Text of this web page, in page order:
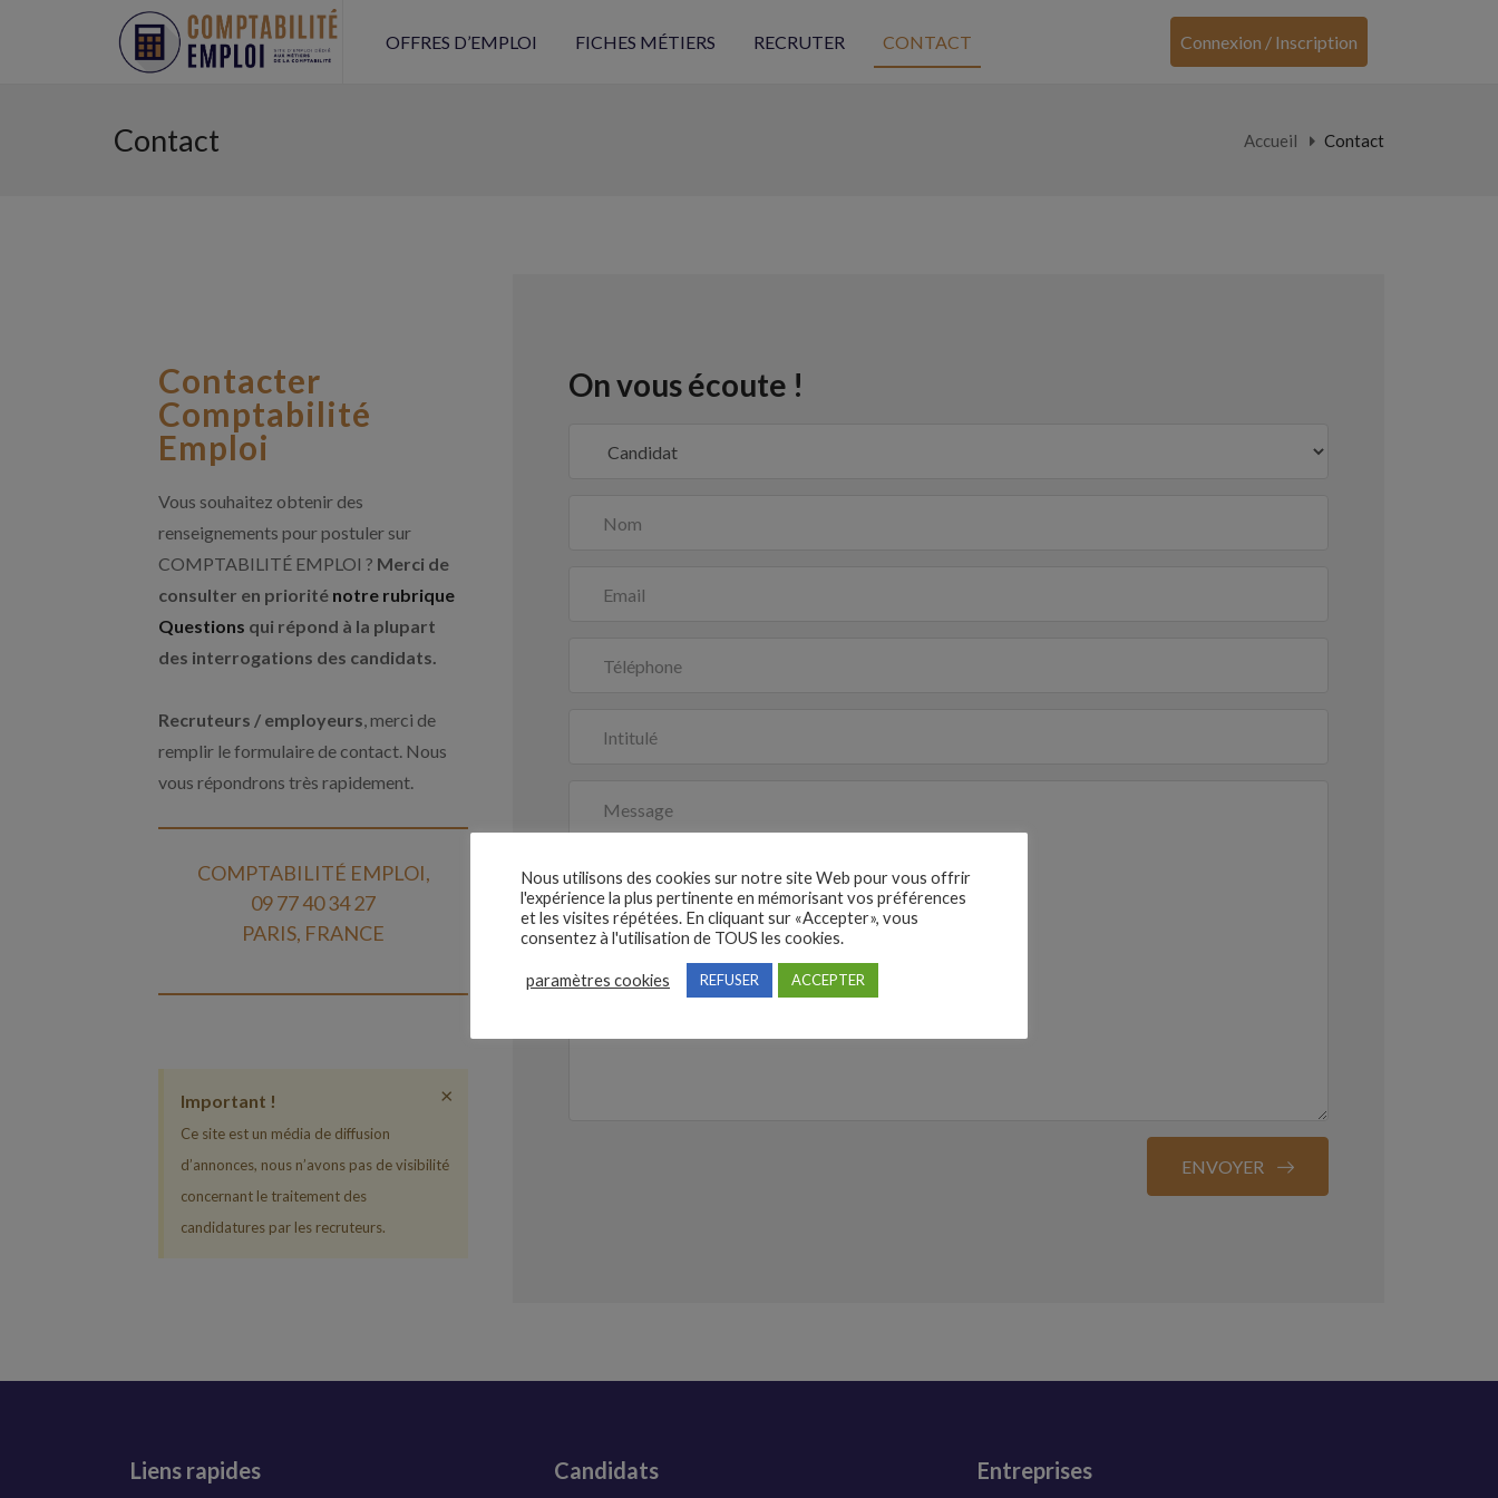
OFFRES D’EMPLOI FICHES MÉTIERS RECRUTER CONTACT Connexion / Inscription
Contact Accueil Contact
Contacter
Comptabilité
Emploi
Vous souhaitez obtenir des
renseignements pour postuler sur
COMPTABILITÉ EMPLOI ? Merci de
consulter en priorité notre rubrique
Questions qui répond à la plupart
des interrogations des candidats.
Recruteurs / employeurs, merci de
remplir le formulaire de contact. Nous
vous répondrons très rapidement.
COMPTABILITÉ EMPLOI,
09 77 40 34 27
PARIS, FRANCE
Important !
Ce site est un média de diffusion
d’annonces, nous n’avons pas de visibilité
concernant le traitement des
candidatures par les recruteurs.
×
On vous écoute !
ENVOYER
Liens rapides Candidats Entreprises
Nous utilisons des cookies sur notre site Web pour vous offrir
l'expérience la plus pertinente en mémorisant vos préférences
et les visites répétées. En cliquant sur «Accepter», vous
consentez à l'utilisation de TOUS les cookies.
paramètres cookies REFUSER ACCEPTER